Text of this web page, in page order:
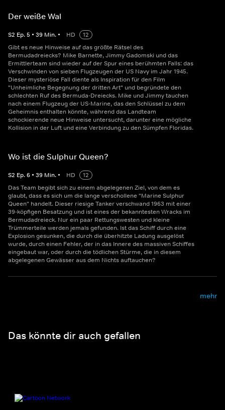
Der weiße Wal
S2 Ep.5 • 39 Min. • HD
12
Gibt es neue Hinweise auf das größte Rätsel des
Bermudadreiecks? Mike Barnette, Jimmy Gadomski und das
Ermittlerteam sind wieder auf der Spur eines berühmten Falls: das
Verschwinden von sieben Flugzeugen der US Navy im Jahr 1945.
Dieser mysteriöse Fall diente als Inspiration für den Film
"Unheimliche Begegnung der dritten Art" und begründete den
schlechten Ruf des Bermuda-Dreiecks. Mike und Jimmy tauchen
nach einem Flugzeug der US-Marine, das den Schlüssel zu dem
Geheimnis enthalten könnte, während das Landteam
schockierende neue Hinweise untersucht, darunter eine mögliche
Kollision in der Luft und eine Verbindung zu den Sümpfen Floridas.
Wo ist die Sulphur Queen?
S2 Ep.6 • 39 Min. • HD
12
Das Team begibt sich zu einem abgelegenen Ziel, von dem es
glaubt, dass es sich um die lange verschollene "Marine Sulphur
Queen" handelt. Dieser riesige Tanker verschwand 1963 mit einer
39-köpfigen Besatzung und ist eines der bekanntesten Wracks im
Bermudadreieck. Nur ein paar Rettungswesten und kleine
Trümmerteile werden jemals gefunden. Ist das Schiff durch eine
Explosion gesunken, die durch die überhitzte Ladung ausgelöst
wurde, durch einen Fehler, der in das Innere des massiven Schiffes
eingebaut war, oder durch die tödlichen Stürme, die in diesem
abgelegenen Gewässer aus dem Nichts auftauchen?
mehr
Das könnte dir auch gefallen